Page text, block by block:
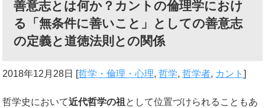
善意志とは何か？カントの倫理学におけ
る「無条件に善いこと」としての善意志
の定義と道徳法則との関係
2018年12月28日 [哲学・倫理・心理,哲学,哲学者, カント]
哲学史において近代哲学の祖 として位置づけられることもあ